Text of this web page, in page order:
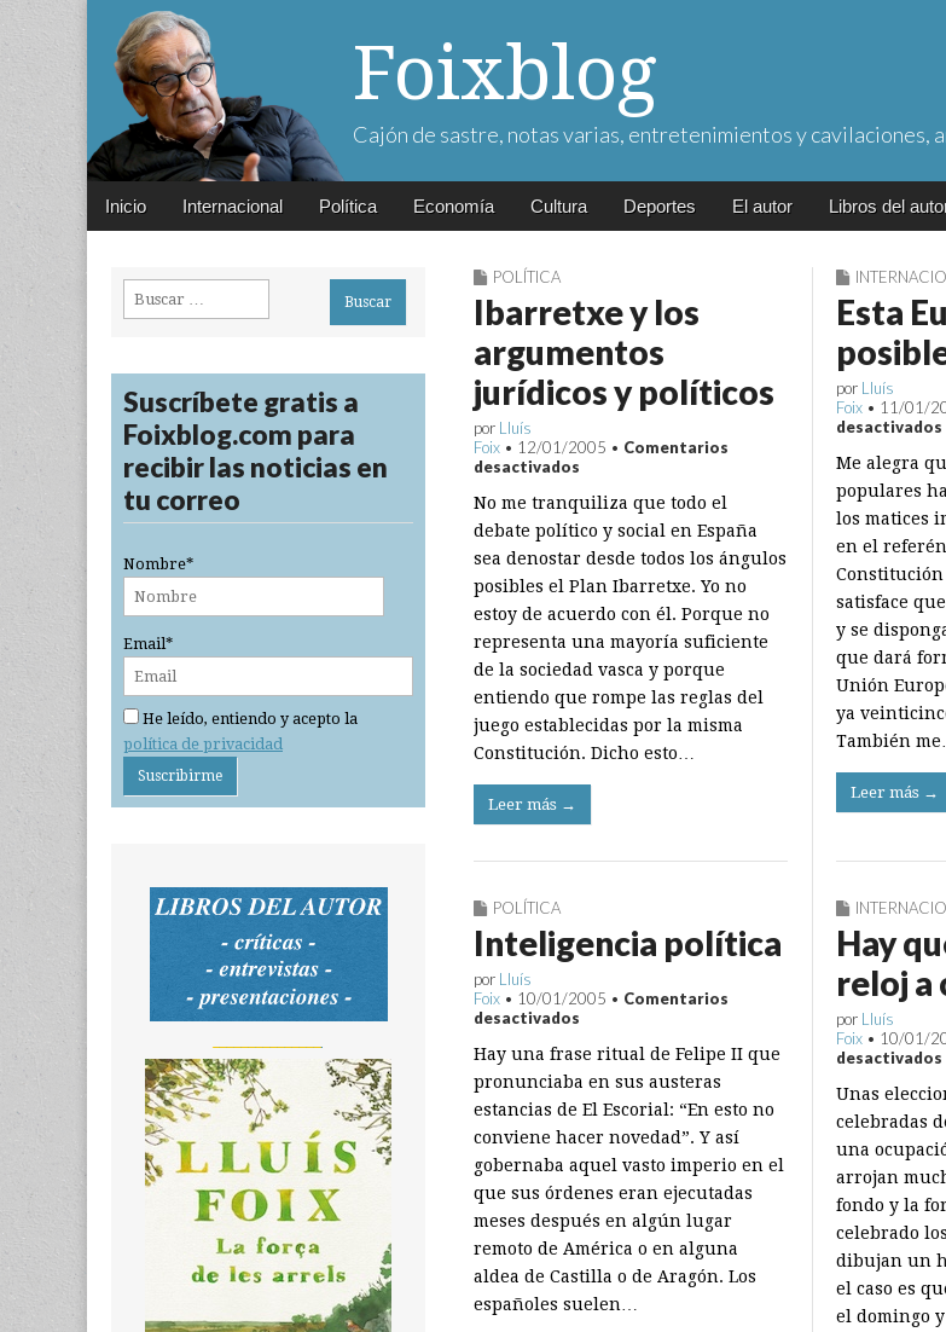
Foixblog
Cajón de sastre, notas varias, entretenimientos y cavilaciones,
Main
Skip
Inicio Internacional Política Economía Cultura Deportes El autor Libros del
POLÍTICA
Ibarretxe y los
argumentos
jurídicos y políticos
por Lluís
Foix • 12/01/2005 • Comentarios
desactivados
y
los
argumentos
jurídicos
y
No me tranquiliza que todo el
debate político y social en España
sea denostar desde todos los ángulos
posibles el Plan Ibarretxe. Yo no
estoy de acuerdo con él. Porque no
representa una mayoría suficiente
de la sociedad vasca y porque
entiendo que rompe las reglas del
juego establecidas por la misma
Constitución. Dicho esto…
Leer más →
Esta
por Lluís
Foix • 11/01/
desactivados
Me alegra
populares
los matices
en el
Constitución
satisface
y se
que dará
Unión
ya
También
Leer más →
POLÍTICA
Inteligencia política
por Lluís
Foix • 10/01/2005 • Comentarios
desactivados
política
Hay una frase ritual de Felipe II que
pronunciaba en sus austeras
estancias de El Escorial: “En esto no
conviene hacer novedad”. Y así
gobernaba aquel vasto imperio en el
que sus órdenes eran ejecutadas
meses después en algún lugar
remoto de América o en alguna
aldea de Castilla o de Aragón. Los
españoles suelen…
Hay
reloj a
por Lluís
Foix • 10/01/
desactivados
Unas
celebradas
una
arrojan
fondo y la
celebrado
dibujan un
el caso es
el domingo
Buscar:
Suscríbete gratis a
Foixblog.com para
recibir las noticias en
tu correo
Nombre*
Email*
He leído, entiendo y acepto la
política de privacidad